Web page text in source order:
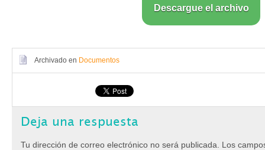
Descargue el archivo
Archivado en Documentos
Deja una respuesta
Tu dirección de correo electrónico no será publicada.
Los